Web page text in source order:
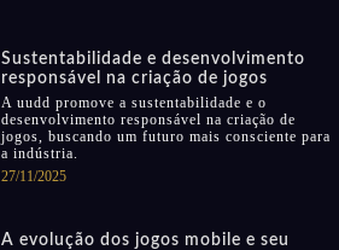
Sustentabilidade e desenvolvimento
responsável na criação de jogos
A uudd promove a sustentabilidade e o
desenvolvimento responsável na criação de
jogos, buscando um futuro mais consciente para
a indústria.
27/11/2025
A evolução dos jogos mobile e seu